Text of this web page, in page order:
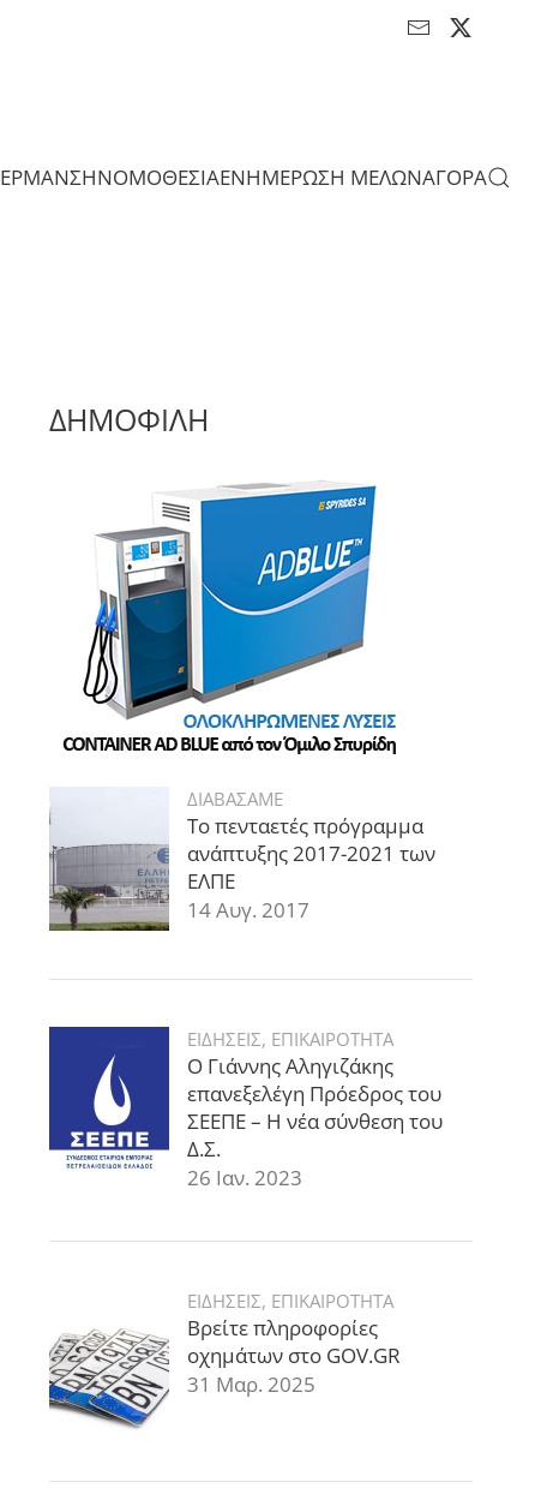
ΝΟΜΟΘΕΣΙΑΕΝΗΜΕΡΩΣΗ ΜΕΛΩΝΑΓΟΡΑ
ΔΗΜΟΦΙΛΗ
ΔΙΑΒΑΣΑΜΕ
Το πενταετές πρόγραμμα
ανάπτυξης 2017-2021 των
ΕΛΠΕ
14 Αυγ. 2017
ΕΙΔΗΣΕΙΣ, ΕΠΙΚΑΙΡΟΤΗΤΑ
Ο Γιάννης Αληγιζάκης
επανεξελέγη Πρόεδρος του
ΣΕΕΠΕ – Η νέα σύνθεση του
Δ.Σ.
26 Ιαν. 2023
ΕΙΔΗΣΕΙΣ, ΕΠΙΚΑΙΡΟΤΗΤΑ
Βρείτε πληροφορίες
οχημάτων στο GOV.GR
31 Μαρ. 2025